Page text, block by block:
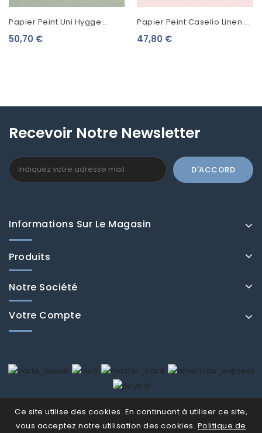
Papier Peint Uni Hygge
Collection Les Essentiels
50,70 €
Papier Peint Caselio Linen 2
Rose 68524622
47,80 €
Recevoir Notre Newsletter
Informations Sur Le Magasin
Produits
Notre Société
Votre Compte
Ce site utilise des cookies. En continuant à utiliser ce site,
vous acceptez notre utilisation des cookies. Politique de
© Fenducci 2026